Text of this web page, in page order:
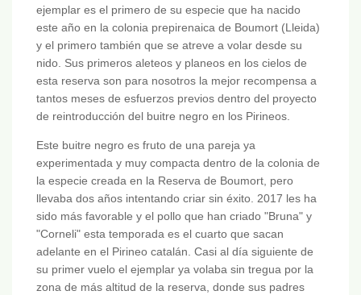
ejemplar es el primero de su especie que ha nacido
este año en la colonia prepirenaica de Boumort (Lleida)
y el primero también que se atreve a volar desde su
nido. Sus primeros aleteos y planeos en los cielos de
esta reserva son para nosotros la mejor recompensa a
tantos meses de esfuerzos previos dentro del proyecto
de reintroducción del buitre negro en los Pirineos.
Este buitre negro es fruto de una pareja ya
experimentada y muy compacta dentro de la colonia de
la especie creada en la Reserva de Boumort, pero
llevaba dos años intentando criar sin éxito. 2017 les ha
sido más favorable y el pollo que han criado "Bruna" y
"Corneli" esta temporada es el cuarto que sacan
adelante en el Pirineo catalán. Casi al día siguiente de
su primer vuelo el ejemplar ya volaba sin tregua por la
zona de más altitud de la reserva, donde sus padres